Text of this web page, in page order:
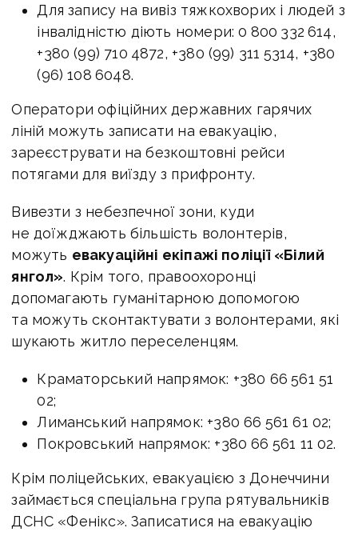
Для запису на вивіз тяжкохворих і людей з
інвалідністю діють номери: 0 800 332 614,
+380 (99) 710 4872, +380 (99) 311 5314, +380
(96) 108 6048.
Оператори офіційних державних гарячих
ліній можуть записати на евакуацію,
зареєструвати на безкоштовні рейси
потягами для виїзду з прифронту.
Вивезти з небезпечної зони, куди
не доїжджають більшість волонтерів,
можуть евакуаційні екіпажі поліції «Білий
янгол». Крім того, правоохоронці
допомагають гуманітарною допомогою
та можуть сконтактувати з волонтерами, які
шукають житло переселенцям.
Краматорський напрямок: +380 66 561 51
02;
Лиманський напрямок: +380 66 561 61 02;
Покровський напрямок: +380 66 561 11 02.
Крім поліцейських, евакуацією з Донеччини
займається спеціальна група рятувальників
ДСНС «Фенікс». Записатися на евакуацію